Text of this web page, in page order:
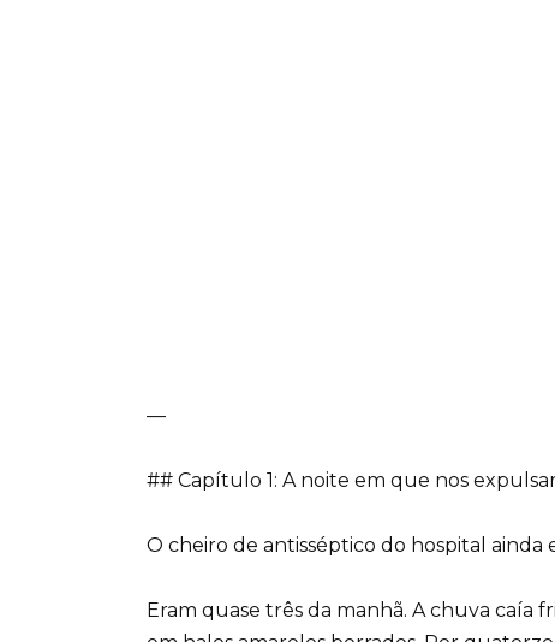
—
## Capítulo 1: A noite em que nos
O cheiro de antisséptico do hospital
Eram quase três da manhã. A chuva caía